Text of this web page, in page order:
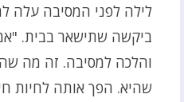
לילה לפני המסיבה עלה
ביקשה שתישאר בבית.
והלכה למסיבה. זה מה
שהיא. הפך אותה לחיות